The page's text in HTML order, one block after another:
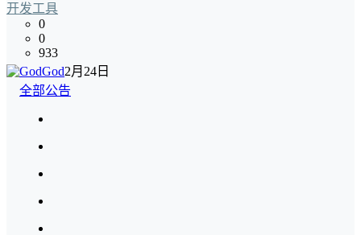
开发工具
0
0
933
God2月24日
全部公告